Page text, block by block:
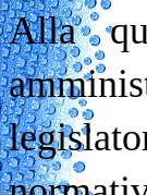
Alla